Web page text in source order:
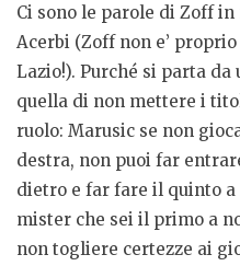
Ci sono le parole di Zoff
Acerbi (Zoff non e’
Lazio!). Purché si parta da
quella di non mettere i
ruolo: Marusic se non
destra, non puoi far
dietro e far fare il quinto
mister che sei il primo a
non togliere certezze ai